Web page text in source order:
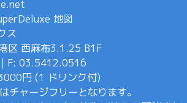
地図
ス
区 西麻布3.1.25 B1F
F: 03.5412.0516
円 (1 ドリンク付)
チャージフリーとなります。